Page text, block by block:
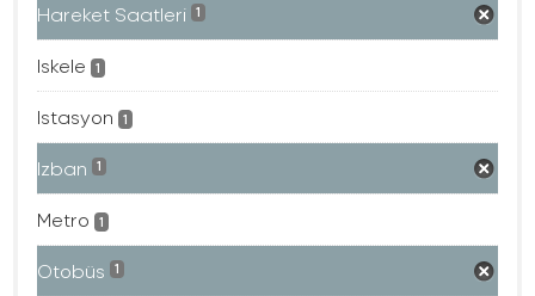
Hareket Saatleri 1
Iskele 1
Istasyon 1
Izban 1
Metro 1
Otobüs 1